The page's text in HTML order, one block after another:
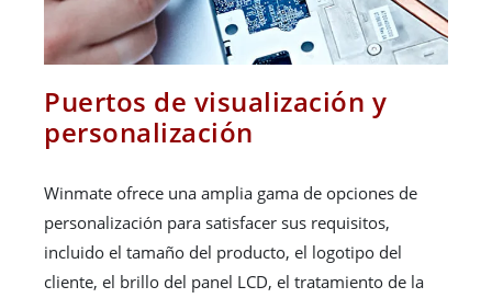
Puertos de visualización y
personalización
Winmate ofrece una amplia gama de opciones de
personalización para satisfacer sus requisitos,
incluido el tamaño del producto, el logotipo del
cliente, el brillo del panel LCD, el tratamiento de la